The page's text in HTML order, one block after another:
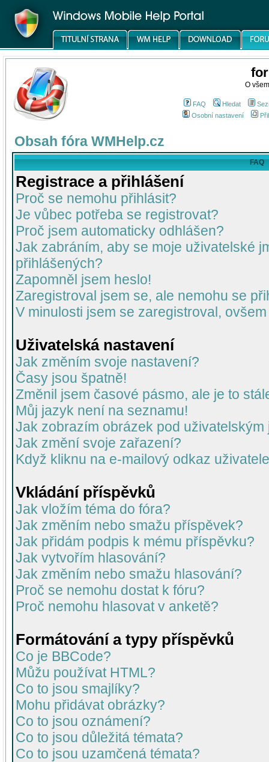
O
FAQ Hledat
Osobní nastavení
Obsah fóra WMHelp.cz
FAQ
Registrace a přihlášení
Proč se nemohu přihlásit?
Je vůbec potřeba se registrovat?
Proč jsem automaticky odhlášen?
Jak zabráním, aby se moje uživatelské
přihlášených?
Zapomněl jsem heslo!
Zaregistroval jsem se, ale nemohu se
V minulosti jsem se zaregistroval,
Uživatelská nastavení
Jak změním svoje nastavení?
Časy jsou špatně!
Změnil jsem časové pásmo, ale je to
Můj jazyk není na seznamu!
Jak zobrazím obrázek pod uživatelským
Jak změní svoje zařazení?
Když kliknu na e-mailový odkaz
Vkládání příspěvků
Jak vložím téma do fóra?
Jak změním nebo smažu příspěvek?
Jak přidám podpis k mému příspěvku?
Jak vytvořím hlasování?
Jak změním nebo smažu hlasování?
Proč se nemohu dostat k fóru?
Proč nemohu hlasovat v anketě?
Formátování a typy příspěvků
Co je BBCode?
Můžu používat HTML?
Co to jsou smajlíky?
Mohu přidávat obrázky?
Co to jsou oznámení?
Co to jsou důležitá témata?
Co to jsou uzamčená témata?